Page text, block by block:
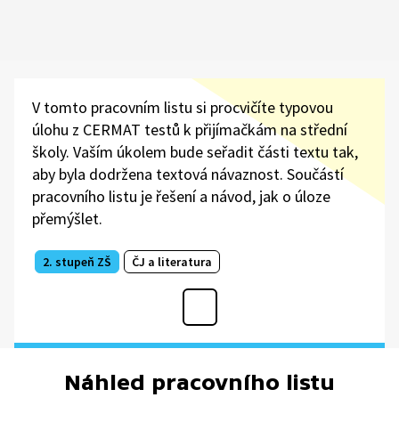
V tomto pracovním listu si procvičíte typovou
úlohu z CERMAT testů k přijímačkám na střední
školy. Vaším úkolem bude seřadit části textu tak,
aby byla dodržena textová návaznost. Součástí
pracovního listu je řešení a návod, jak o úloze
přemýšlet.
2. stupeň ZŠ ČJ a literatura
Náhled pracovního listu